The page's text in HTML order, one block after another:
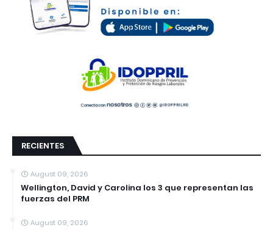
RECIENTES
August 09, 2026
Wellington, David y Carolina los 3 que representan las
fuerzas del PRM
August 09, 2026